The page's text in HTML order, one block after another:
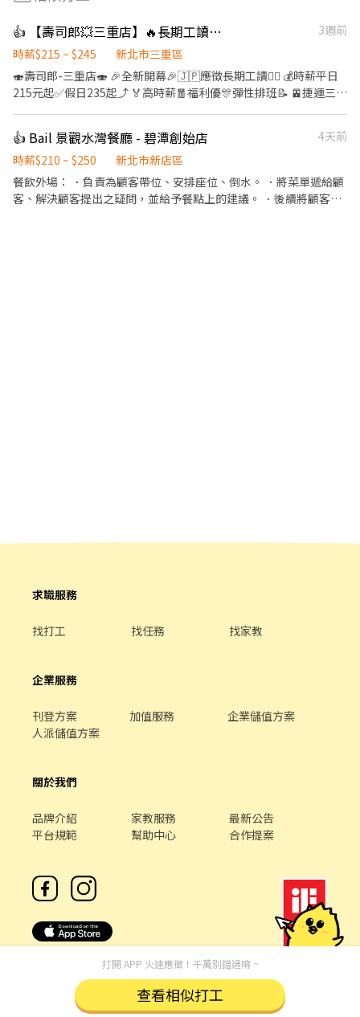
👍 【壽司郎💥三重店】🔥長期工讀💰時薪 平日215元 假日235元 🎉學生打工
3週前
時薪$215 ~ $245
新北市三重區
🍣壽司郎-三重店🍣 🎉全新開幕🎉🇯🇵應徵長期工讀🙆‍♀️ 💰時薪平日
215元起✅️假日235起⤴️ 🏅高時薪🧧福利優🎊彈性排班📝 🚈捷運三重
學打工、假日兼職、二度就業、外籍學生、實習簽約。 ✅️彈性排
班：08:30~23:00(請於面試時與店長確認班表) ✅️不管是平日早班、
週末假日班、放學後打烊班皆有職缺，歡迎直接投遞履歷！ ⭕工作
內容 ▪外場🎈 帶客入座→介紹、服務→飲料提供→餐具清洗→桌邊
👍 Bail 景觀水灣餐廳 - 碧潭創始店
4天前
時薪$210 ~ $250
新北市新店區
餐飲外場： ．負責為顧客帶位、安排座位、倒水。 ．將菜單遞給顧
客、解決顧客提出之疑問，並給予餐點上的建議。 ．後續將顧客點
求職服務
找打工 找任務 找家教
企業服務
刊登方案 加值服務
企業儲值方案
人派儲值方案
關於我們
品牌介紹 家教服務
最新公告
平台規範
幫助中心 合作提案
客服專線 /
02-85127517
客服信箱 /service@chickpt.com.tw
打開 APP 火速應徵！千萬別錯過唷 ~
查看相似打工